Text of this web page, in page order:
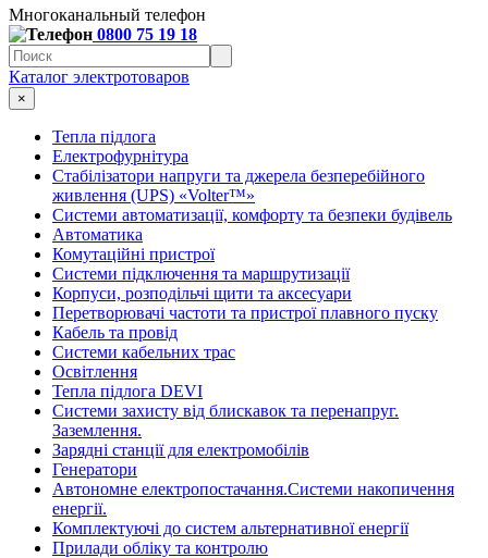
Многоканальный телефон
0800 75 19 18
Каталог электротоваров
×
Тепла підлога
Електрофурнітура
Cтабілізатори напруги та джерела безперебійного
живлення (UPS) «Volter™»
Системи автоматизації, комфорту та безпеки будівель
Автоматика
Комутаційні пристрої
Системи підключення та маршрутизації
Корпуси, розподільчі щити та аксесуари
Перетворювачі частоти та пристрої плавного пуску
Кабель та провід
Системи кабельних трас
Освітлення
Тепла підлога DEVI
Системи захисту від блискавок та перенапруг.
Заземлення.
Зарядні станції для електромобілів
Генератори
Автономне електропостачання.Системи накопичення
енергії.
Комплектуючі до систем альтернативної енергії
Прилади обліку та контролю